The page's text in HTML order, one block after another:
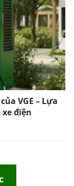
VGE – Lựa
điện